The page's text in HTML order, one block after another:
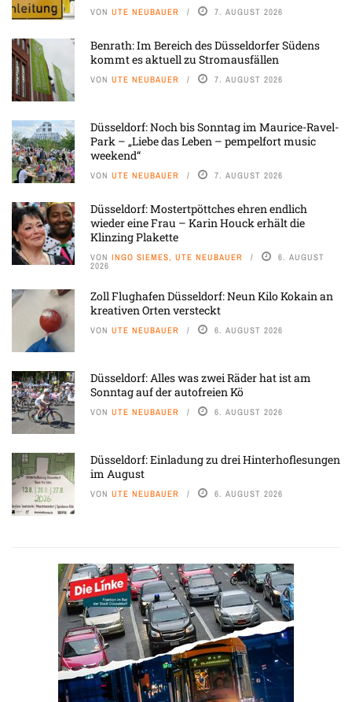
VON UTE NEUBAUER 7. AUGUST 2026
Benrath: Im Bereich des Düsseldorfer Südens
kommt es aktuell zu Stromausfällen
VON UTE NEUBAUER 7. AUGUST 2026
Düsseldorf: Noch bis Sonntag im Maurice-Ravel-
Park – „Liebe das Leben – pempelfort music
weekend“
VON UTE NEUBAUER 7. AUGUST 2026
Düsseldorf: Mostertpöttches ehren endlich
wieder eine Frau – Karin Houck erhält die
Klinzing Plakette
VON INGO SIEMES, UTE NEUBAUER 6. AUGUST
2026
Zoll Flughafen Düsseldorf: Neun Kilo Kokain an
kreativen Orten versteckt
VON UTE NEUBAUER 6. AUGUST 2026
Düsseldorf: Alles was zwei Räder hat ist am
Sonntag auf der autofreien Kö
VON UTE NEUBAUER 6. AUGUST 2026
Düsseldorf: Einladung zu drei Hinterhoflesungen
im August
VON UTE NEUBAUER 6. AUGUST 2026